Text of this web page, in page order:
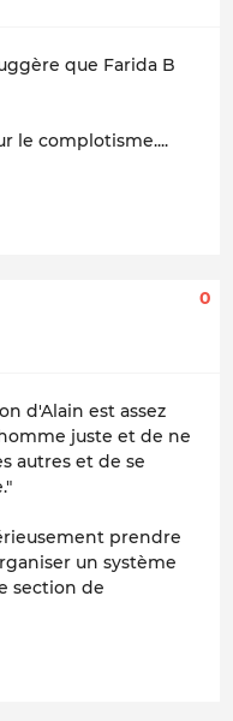
que Farida B
le complotisme....
0
d'Alain est assez
juste et de ne
autres et de se
prendre
un système
section de